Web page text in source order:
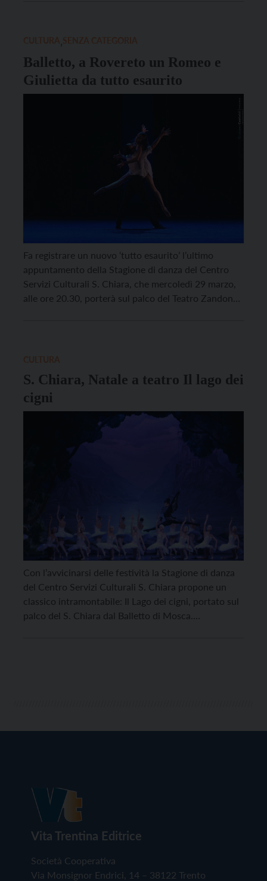
,
Balletto, a Rovereto un Romeo e
Giulietta da tutto esaurito
Fa registrare un nuovo ‘tutto esaurito’ l’ultimo
appuntamento della Stagione di danza del Centro
Servizi Culturali S. Chiara, che mercoledì 29 marzo,
alle ore 20.30, porterà sul palco del Teatro Zandonai
S. Chiara, Natale a teatro Il lago dei
cigni
Con l’avvicinarsi delle festività la Stagione di danza
del Centro Servizi Culturali S. Chiara propone un
classico intramontabile: Il Lago dei cigni, portato sul
palco del S. Chiara dal Balletto di Mosca.
Vita Trentina Editrice
Società Cooperativa
Via Monsignor Endrici, 14 – 38122 Trento